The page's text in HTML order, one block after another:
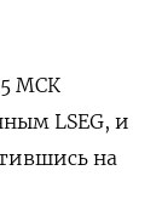
МСК
LSEG, ‌и
на